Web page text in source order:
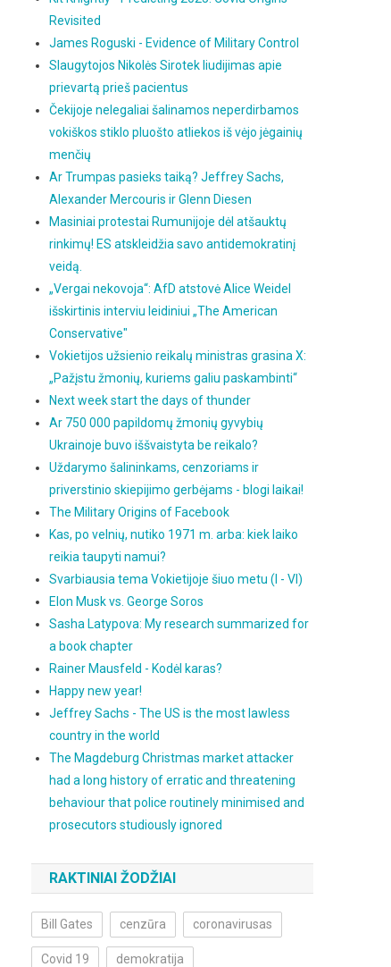
Revisited
James Roguski - Evidence of Military Control
Slaugytojos Nikolės Sirotek liudijimas apie
prievartą prieš pacientus
Čekijoje nelegaliai šalinamos neperdirbamos
vokiškos stiklo pluošto atliekos iš vėjo jėgainių
menčių
Ar Trumpas pasieks taiką? Jeffrey Sachs,
Alexander Mercouris ir Glenn Diesen
Masiniai protestai Rumunijoje dėl atšauktų
rinkimų! ES atskleidžia savo antidemokratinį
veidą.
„Vergai nekovoja“: AfD atstovė Alice Weidel
išskirtinis interviu leidiniui „The American
Conservative"
Vokietijos užsienio reikalų ministras grasina X:
„Pažįstu žmonių, kuriems galiu paskambinti“
Next week start the days of thunder
Ar 750 000 papildomų žmonių gyvybių
Ukrainoje buvo iššvaistyta be reikalo?
Uždarymo šalininkams, cenzoriams ir
priverstinio skiepijimo gerbėjams - blogi laikai!
The Military Origins of Facebook
Kas, po velnių, nutiko 1971 m. arba: kiek laiko
reikia taupyti namui?
Svarbiausia tema Vokietijoje šiuo metu (I - VI)
Elon Musk vs. George Soros
Sasha Latypova: My research summarized for
a book chapter
Rainer Mausfeld - Kodėl karas?
Happy new year!
Jeffrey Sachs - The US is the most lawless
country in the world
The Magdeburg Christmas market attacker
had a long history of erratic and threatening
behaviour that police routinely minimised and
prosecutors studiously ignored
RAKTINIAI ŽODŽIAI
Bill Gates cenzūra coronavirusas
Covid 19 demokratija